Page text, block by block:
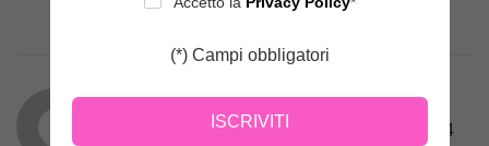
L’ideale per trascorrere le passeggiate in
Leggi di più
(proprietario verificato) 14/07/2024
(*) Campi obbligatori
ISCRIVITI